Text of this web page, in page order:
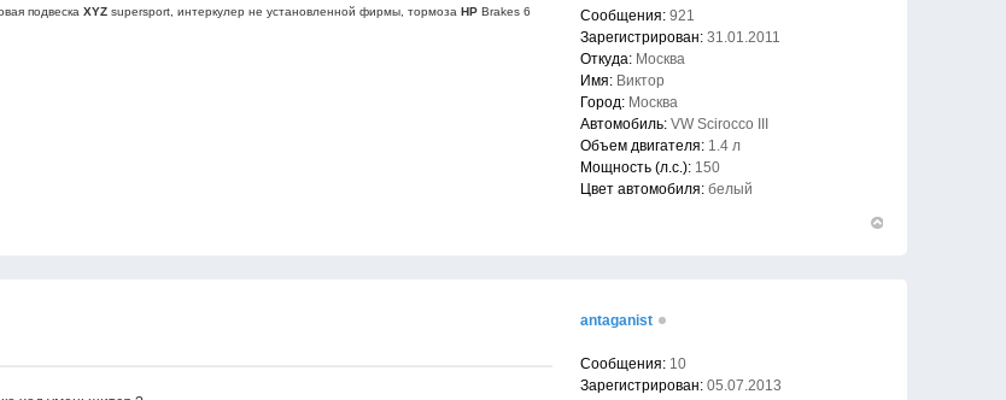
подвеска XYZ supersport, интеркулер не установленной фирмы, тормоза HP Brakes 6
Сообщения: 921
Зарегистрирован: 31.01.2011
Откуда: Москва
Имя: Виктор
Город: Москва
Автомобиль: VW Scirocco III
Объем двигателя: 1.4 л
Мощность (л.с.): 150
Цвет автомобиля: белый
antaganist
Сообщения: 10
Зарегистрирован: 05.07.2013